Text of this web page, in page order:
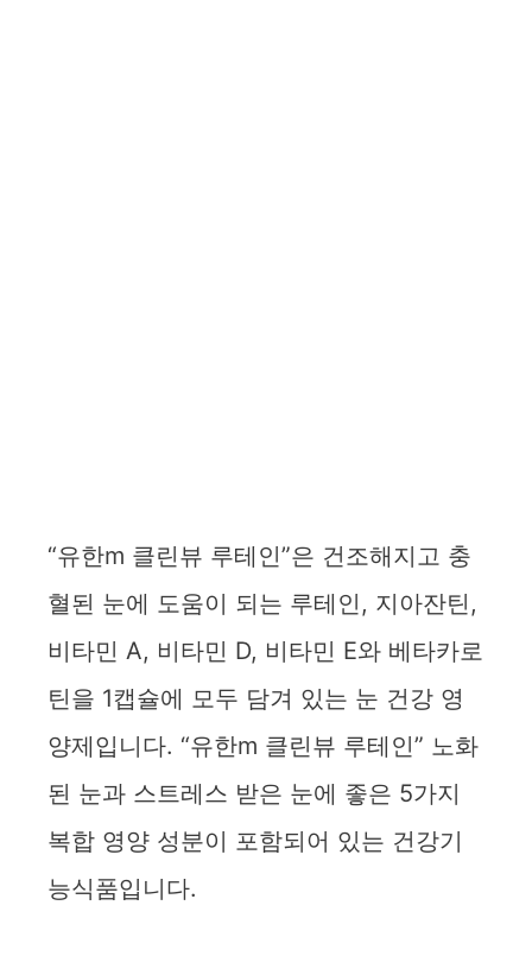
“유한m 클린뷰 루테인”은 건조해지고 충
혈된 눈에 도움이 되는 루테인, 지아잔틴,
비타민 A, 비타민 D, 비타민 E와 베타카로
틴을 1캡슐에 모두 담겨 있는 눈 건강 영
양제입니다. “유한m 클린뷰 루테인” 노화
된 눈과 스트레스 받은 눈에 좋은 5가지
복합 영양 성분이 포함되어 있는 건강기
능식품입니다.